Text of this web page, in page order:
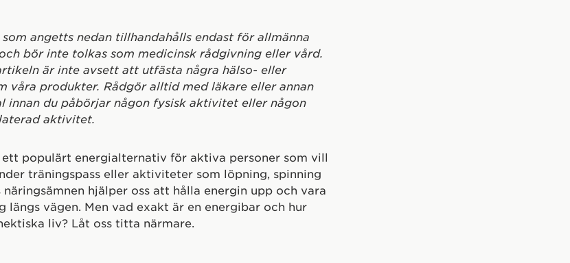
angetts nedan tillhandahålls endast för allmänna
bör inte tolkas som medicinsk rådgivning eller vård.
är inte avsett att utfästa några hälso- eller
våra produkter. Rådgör alltid med läkare eller annan
innan du påbörjar någon fysisk aktivitet eller någon
aktivitet.
populärt energialternativ för aktiva personer som vill
träningspass eller aktiviteter som löpning, spinning
hjälper oss att hålla energin upp och vara
längs vägen. Men vad exakt är en energibar och hur
liv? Låt oss titta närmare.